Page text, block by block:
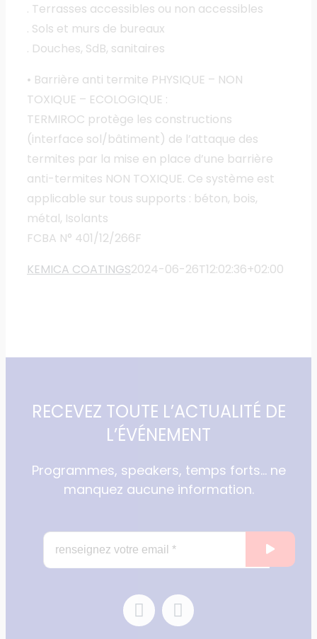
. Terrasses accessibles ou non accessibles
. Sols et murs de bureaux
. Douches, SdB, sanitaires
• Barrière anti termite PHYSIQUE – NON
TOXIQUE – ECOLOGIQUE :
TERMIROC protège les constructions
(interface sol/bâtiment) de l’attaque des
termites par la mise en place d’une barrière
anti-termites NON TOXIQUE. Ce système est
applicable sur tous supports : béton, bois,
métal, Isolants
FCBA N° 401/12/266F
KEMICA COATINGS2024-06-26T12:02:36+02:00
RECEVEZ TOUTE L’ACTUALITÉ DE
L’ÉVÉNEMENT
Programmes, speakers, temps forts… ne
manquez aucune information.